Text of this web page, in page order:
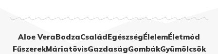
Aloe VeraBodzaCsaládEgészségÉlelemÉletmód
FűszerekMáriatövisGazdaságGombákGyümölcsök